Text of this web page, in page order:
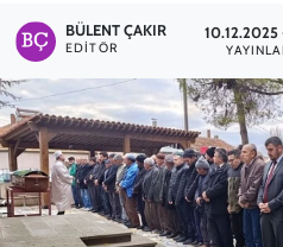
BÜLENT ÇAKIR
EDITÖR